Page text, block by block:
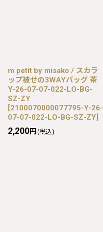
m petit by misako / スカラ
ップ被せの3WAYバッグ 茶
Y-26-07-07-022-LO-BG-
SZ-ZY
[2100070000077795-Y-26-
07-07-022-LO-BG-SZ-ZY]
2,200円 (税込)